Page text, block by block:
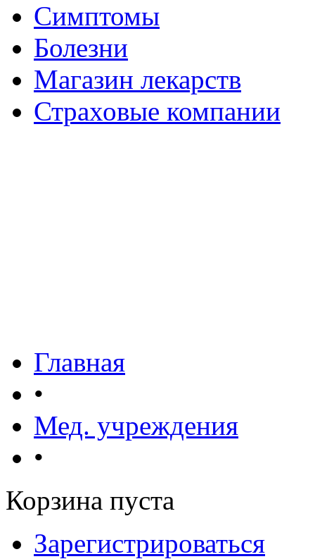
Симптомы
Болезни
Магазин лекарств
Страховые компании
Главная
•
Мед. учреждения
•
Корзина пуста
Зарегистрироваться